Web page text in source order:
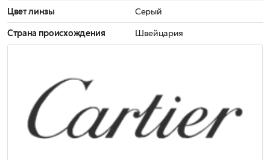
Цвет линзы
Серый
Страна происхождения
Швейцария